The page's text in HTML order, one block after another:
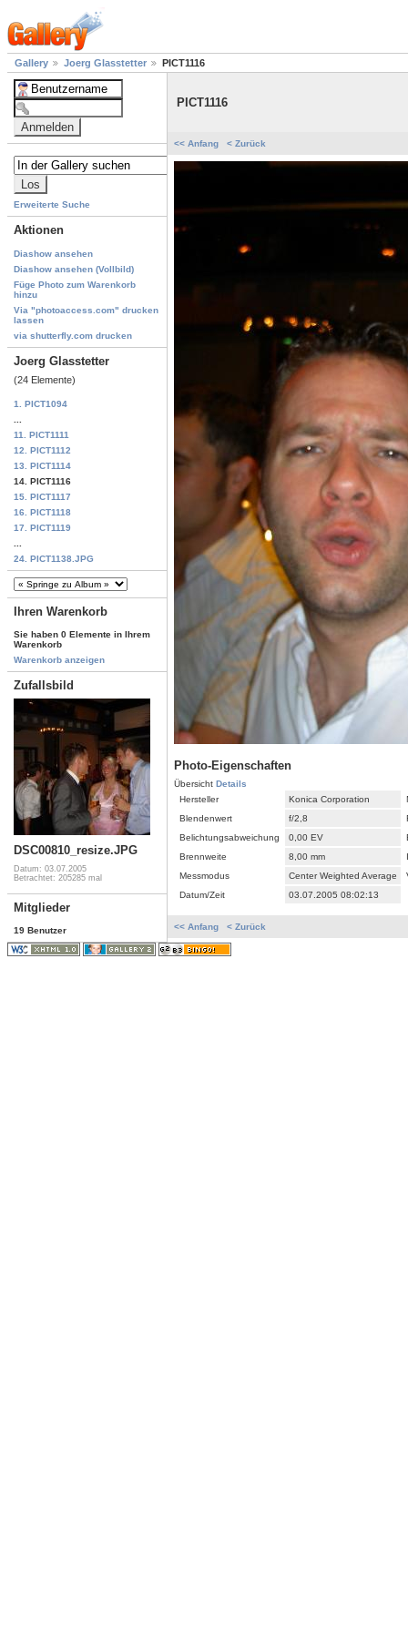
Gallery Joerg Glasstetter PICT1116
Erweiterte Suche
Aktionen
Diashow ansehen
Diashow ansehen (Vollbild)
Füge Photo zum Warenkorb
hinzu
Via "photoaccess.com" drucken
lassen
via shutterfly.com drucken
Joerg Glasstetter
(24 Elemente)
1. PICT1094
11. PICT1111
12. PICT1112
13. PICT1114
14. PICT1116
15. PICT1117
16. PICT1118
17. PICT1119
24. PICT1138.JPG
Ihren Warenkorb
Sie haben 0 Elemente in Ihrem
Warenkorb
Warenkorb anzeigen
Zufallsbild
DSC00810_resize.JPG
Datum: 03.07.2005
Betrachtet: 205285 mal
Mitglieder
19 Benutzer
PICT1116
<< Anfang < Zurück
Photo-Eigenschaften
Übersicht Details
Hersteller
Konica Corporation
Blendenwert
f/2,8
Belichtungsabweichung
0,00 EV
Brennweite
8,00 mm
Messmodus
Center Weighted Average
Datum/Zeit
03.07.2005 08:02:13
<< Anfang < Zurück